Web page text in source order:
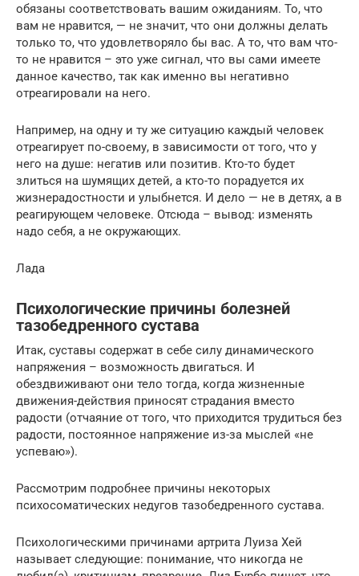
обязаны соответствовать вашим ожиданиям. То, что
вам не нравится, — не значит, что они должны делать
только то, что удовлетворяло бы вас. А то, что вам что-
то не нравится – это уже сигнал, что вы сами имеете
данное качество, так как именно вы негативно
отреагировали на него.
Например, на одну и ту же ситуацию каждый человек
отреагирует по-своему, в зависимости от того, что у
него на душе: негатив или позитив. Кто-то будет
злиться на шумящих детей, а кто-то порадуется их
жизнерадостности и улыбнется. И дело — не в детях, а в
реагирующем человеке. Отсюда – вывод: изменять
надо себя, а не окружающих.
Лада
Психологические причины болезней
тазобедренного сустава
Итак, суставы содержат в себе силу динамического
напряжения – возможность двигаться. И
обездвиживают они тело тогда, когда жизненные
движения-действия приносят страдания вместо
радости (отчаяние от того, что приходится трудиться без
радости, постоянное напряжение из-за мыслей «не
успеваю»).
Рассмотрим подробнее причины некоторых
психосоматических недугов тазобедренного сустава.
Психологическими причинами артрита Луиза Хей
называет следующие: понимание, что никогда не